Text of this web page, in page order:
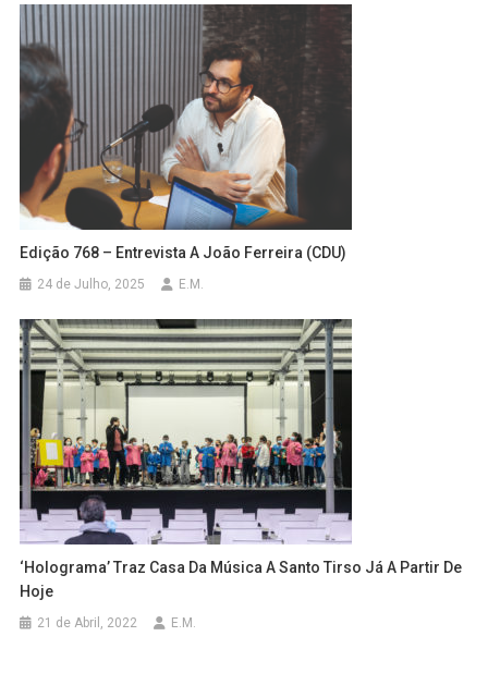
Edição 768 – Entrevista A João Ferreira (CDU)
24 de Julho, 2025 E.M.
‘Holograma’ Traz Casa Da Música A Santo Tirso Já A Partir De
Hoje
21 de Abril, 2022 E.M.